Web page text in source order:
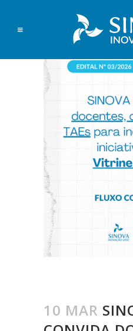
10 MAR